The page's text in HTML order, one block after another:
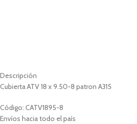
Descripción
Cubierta ATV 18 x 9.50-8 patron A315
Código: CATV1895-8
Envíos hacia todo el país